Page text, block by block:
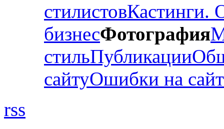
стилистовКастинги.
бизнесФотография
стильПубликации
сайтуОшибки на
rss